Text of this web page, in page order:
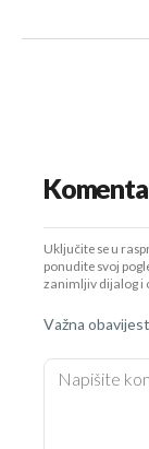
Uključite se u
ponudite svoj
zanimljiv dijalog i
Važna obavijest